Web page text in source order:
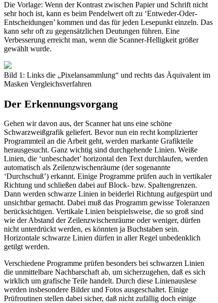
Die Vorlage: Wenn der Kontrast zwischen Papier und Schrift nicht
sehr hoch ist, kann es beim Pendelwert oft zu ‘Entweder-Oder-
Entscheidungen’ kommen und das für jeden Lesepunkt einzeln. Das
kann sehr oft zu gegensätzlichen Deutungen führen. Eine
Verbesserung erreicht man, wenn die Scanner-Helligkeit größer
gewählt wurde.
Bild 1: Links die „Pixelansammlung“ und rechts das Äquivalent im
Masken Vergleichsverfahren
Der Erkennungsvorgang
Gehen wir davon aus, der Scanner hat uns eine schöne
Schwarzweißgrafik geliefert. Bevor nun ein recht komplizierter
Programmteil an die Arbeit geht, werden markante Grafikteile
herausgesucht. Ganz wichtig sind durchgehende Linien. Weiße
Linien, die ‘unbeschadet’ horizontal den Text durchlaufen, werden
automatisch als Zeilenzwischenräume (der sogenannte
‘Durchschuß’) erkannt. Einige Programme prüfen auch in vertikaler
Richtung und schließen dabei auf Block- bzw. Spaltengrenzen.
Dann werden schwarze Linien in beiderlei Richtung aufgespürt und
unsichtbar gemacht. Dabei muß das Programm gewisse Toleranzen
berücksichtigen. Vertikale Linien beispielsweise, die so groß sind
wie der Abstand der Zeilenzwischenräume oder weniger, dürfen
nicht unterdrückt werden, es könnten ja Buchstaben sein.
Horizontale schwarze Linien dürfen in aller Regel unbedenklich
getilgt werden.
Verschiedene Programme prüfen besonders bei schwarzen Linien
die unmittelbare Nachbarschaft ab, um sicherzugehen, daß es sich
wirklich um grafische Teile handelt. Durch diese Linienauslese
werden insbesondere Bilder und Fotos ausgeschaltet. Einige
Prüfroutinen stellen dabei sicher, daß nicht zufällig doch einige